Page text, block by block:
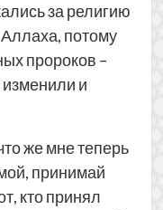
за религию
потому
пророков –
и
же мне теперь
принимай
кто принял